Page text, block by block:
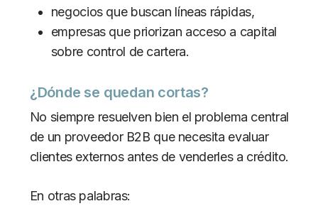
negocios que buscan líneas rápidas,
empresas que priorizan acceso a capital
sobre control de cartera.
¿Dónde se quedan cortas?
No siempre resuelven bien el problema central
de un proveedor B2B que necesita evaluar
clientes externos antes de venderles a crédito.
En otras palabras: